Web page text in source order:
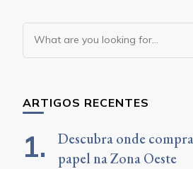
Looking
for
ARTIGOS RECENTES
Descubra onde
papel na Zona Oeste